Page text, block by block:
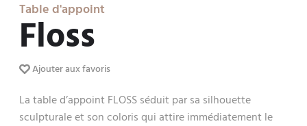
Table d'appoint
Floss
Ajouter aux favoris
La table d’appoint FLOSS séduit par sa silhouette
sculpturale et son coloris qui attire immédiatement le